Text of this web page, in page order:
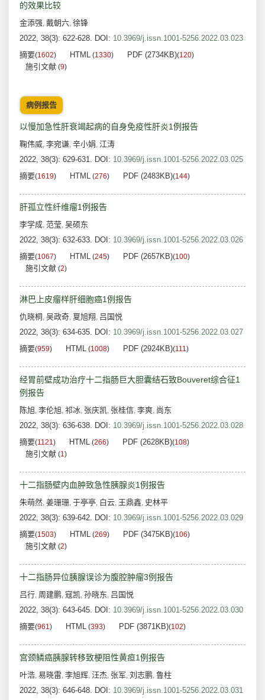
的效果比较
金添强, 戴朝六, 徐锋
2022, 38(3): 622-628. DOI: 10.3969/j.issn.1001-5256.2022.03.023
摘要(1602) HTML (1330) PDF (2734KB)(120)
施引文献 (9)
病例报告
以慢加急性肝衰竭起病的自身免疫性肝炎1例报告
鞠伟威, 李宛谦, 辛小娟, 江涛
2022, 38(3): 629-631. DOI: 10.3969/j.issn.1001-5256.2022.03.025
摘要(1619) HTML (276) PDF (2483KB)(144)
肝孤立性纤维瘤1例报告
李学成, 范莹, 吴硕东
2022, 38(3): 632-633. DOI: 10.3969/j.issn.1001-5256.2022.03.026
摘要(1067) HTML (245) PDF (2657KB)(100)
施引文献 (2)
淋巴上皮瘤样肝细胞癌1例报告
仇晓桐, 吴政奇, 夏旭翔, 吕国悦
2022, 38(3): 634-635. DOI: 10.3969/j.issn.1001-5256.2022.03.027
摘要(959) HTML (1008) PDF (2924KB)(111)
经胃前壁成功治疗十二指肠巨大胆囊结石致Bouveret综合征1
例报告
陈旭, 李伦旭, 祁冰, 张庆凯, 张桂信, 李爽, 尚东
2022, 38(3): 636-638. DOI: 10.3969/j.issn.1001-5256.2022.03.028
摘要(1121) HTML (266) PDF (2628KB)(108)
施引文献 (1)
十二指肠壁内血肿致急性胰腺炎1例报告
朱萌然, 姜珊珊, 于亭亭, 白云, 王鼎鑫, 史林平
2022, 38(3): 639-642. DOI: 10.3969/j.issn.1001-5256.2022.03.029
摘要(1503) HTML (269) PDF (3475KB)(106)
施引文献 (2)
十二指肠异位胰腺误诊为腹腔肿瘤3例报告
吕行, 周建鹏, 寇凯, 孙晓东, 吕国悦
2022, 38(3): 643-645. DOI: 10.3969/j.issn.1001-5256.2022.03.030
摘要(961) HTML (393) PDF (3871KB)(102)
宫颈鳞癌胰腺转移致梗阻性黄疸1例报告
叶浩, 易晓雷, 李旭辉, 汪杰, 张军, 刘志鹏, 鲁柱
2022, 38(3): 646-648. DOI: 10.3969/j.issn.1001-5256.2022.03.031